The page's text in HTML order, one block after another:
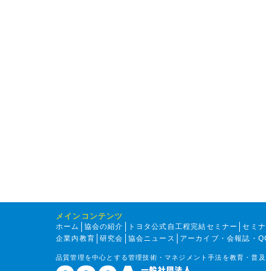
メインコンテンツ
ホーム 協会の紹介 トヨタ公式自工程完結セミナー
セミ
企業内教育
研究会 協会ニュース アーカイブ・会報誌・
品質管理を中心とする管理技術・マネジメント手法を教育・普